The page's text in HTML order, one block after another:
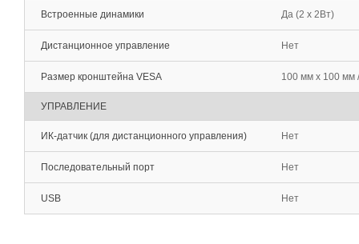
Встроенные динамики Да (2 х 2Вт)
Дистанционное управление Нет
Размер кронштейна VESA 100 мм х 100 мм
УПРАВЛЕНИЕ
ИК-датчик (для дистанционного управления) Нет
Последовательный порт Нет
USB Нет